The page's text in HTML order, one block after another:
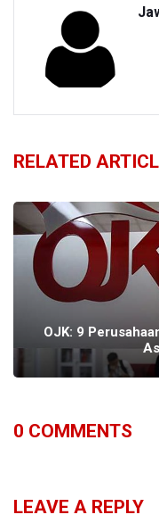
RELATED
OJK: 9
0 COMMENTS
LEAVE A REPLY